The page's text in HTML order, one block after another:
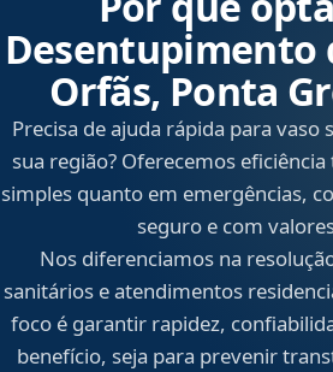
Desentupimento
Orfãs, Ponta
Precisa de ajuda rápida para
sua região? Oferecemos
simples quanto em emergências,
seguro e com
Nos diferenciamos na
sanitários e atendimentos
foco é garantir rapidez,
benefício, seja para prevenir